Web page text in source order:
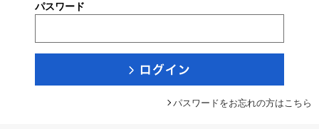
パスワード
パスワードをお忘れの方はこちら